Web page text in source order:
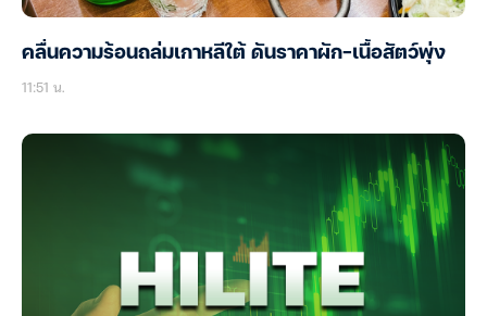
คลื่นความร้อนถล่มเกาหลีใต้ ดันราคาผัก-เนื้อสัตว์พุ่ง
11:51 น.